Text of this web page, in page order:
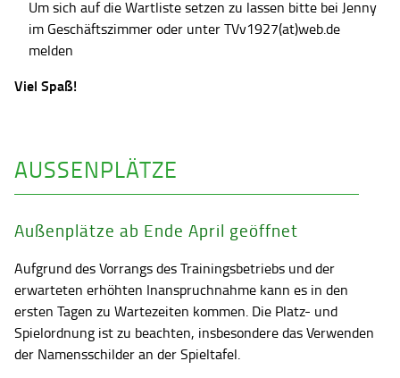
Um sich auf die Wartliste setzen zu lassen bitte bei Jenny
im Geschäftszimmer oder unter TVv1927(at)web.de
melden
Viel Spaß!
AUSSENPLÄTZE
Außenplätze ab Ende April geöffnet
Aufgrund des Vorrangs des Trainingsbetriebs und der
erwarteten erhöhten Inanspruchnahme kann es in den
ersten Tagen zu Wartezeiten kommen. Die Platz- und
Spielordnung ist zu beachten, insbesondere das Verwenden
der Namensschilder an der Spieltafel.